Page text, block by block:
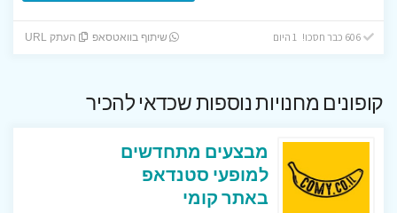
606 כבר חסכו! 1 היום שיתוף בוואטסאפ העתק URL
קופונים מחנויות נוספות שכדאי להכיר
מבצעים מתחדשים
למופעי סטנדאפ
באתר קומי